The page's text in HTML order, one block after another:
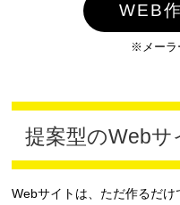
WEB
※メーラ
提案型のWebサ
Webサイトは、ただ作るだけ